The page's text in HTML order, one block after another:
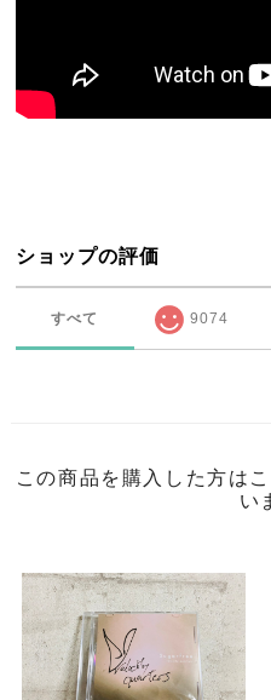
ショップの評価
すべて 9074
この商品を購入した方は
い